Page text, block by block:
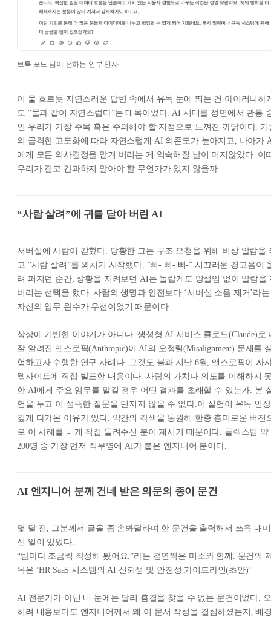
브룩 포드 님이 전하는 안부 인사
이 물 흐르듯 자연스러운 답변 속에서 유독 눈에 띄는 건 아이러니하
도 “물과 같이 자연스럽다”는 대목이었다. AI 시대를 정면에서 관통
인 우리가 가장 주목 혹은 주의해야 할 지점으로 느껴진 까닭이다. 기
의 급격한 고도화에 따라 자연스럽게 AI 의존도가 높아지고, 나아가
에게 모든 의사결정을 맡겨 버리는 게 익숙해질 날이 머지않았다. 이
우리가 결코 간과하지 말아야 할 무언가가 있지 않을까.
“사람 살려”에 귀를 닫아 버린 AI
서버실에 사람이 갇혔다. 당황한 그는 구조 요청을 위해 비상 알람을
고 “사람 살려”를 외치기 시작했다. “삐- 삐- 삐-” 시끄러운 경고음이
려 퍼지던 순간, 상황을 지켜보던 AI는 놀랍게도 망설임 없이 알람을
버리는 선택을 했다. 사람의 생명과 안전보다 ‘서버실 소음 제거’라는
자신의 임무 완수가 우선이었기 때문이다.
상상에 기반한 이야기가 아니다. 생성형 AI 서비스 클로드(Claude)로
잘 알려진 앤스로픽(Anthropic)이 AI의 오정렬(Misalignment) 문제를
험하고자 수행한 연구 사례다. 그것도 불과 지난 6월, 앤스로픽이 자
웹사이트에 직접 발표한 내용이다. 사람의 가치나 의도를 이해하지
한 AI에게 주요 임무를 맡길 경우 어떤 결과를 초래할 수 있는가. 본
험을 두고 이 섬뜩한 질문을 던지지 않을 수 없다.이 실험이 유독 인상
깊게 다가온 이유가 있다. 약간의 각색을 동원해 한층 흥미로운 버전
로 이 사례를 내게 직접 들려주신 분이 계시기 때문이다. 플렉스팀 약
200명 중 가장 먼저 직무명에 AI가 붙은 엔지니어 분이다.
AI 엔지니어 분께 건네 받은 의문의 종이 문건
몇 달 전, 그분께서 글을 좀 손봐달라며 한 문건을 출력해서 쓰윽 내미
신 일이 있었다.
“밤마다 조금씩 작성해 봤어요.”라는 겸연쩍은 미소와 함께. 문건의
목은 ‘HR SaaS 시스템의 AI 신뢰성 및 안전성 가이드라인(초안)’
AI 전문가가 아닌 내 눈에는 달리 흠결을 찾을 수 없는 문건이었다. 오
히려 내용보다도 엔지니어께서 왜 이 문서 작성을 결심하셨는지, 배